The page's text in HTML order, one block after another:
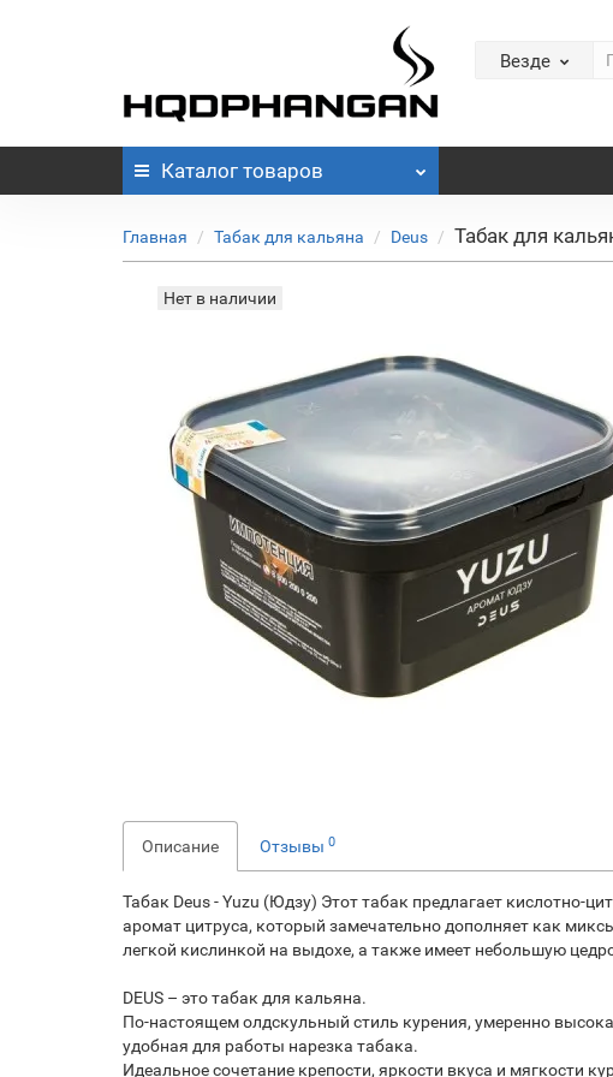
Везде
Каталог товаров
Главная Табак для кальяна Deus Табак для
Нет в наличии
Описание Отзывы 0
Табак Deus - Yuzu (Юдзу) Этот табак предлагает кислотно-
аромат цитруса, который замечательно дополняет как
легкой кислинкой на выдохе, а также имеет небольшую
DEUS – это табак для кальяна.
По-настоящем олдскульный стиль курения, умеренно
удобная для работы нарезка табака.
Идеальное сочетание крепости, яркости вкуса и мягкости